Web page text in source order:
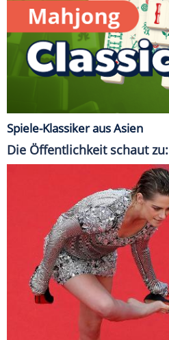
Spiele-Klassiker aus Asien
Die Öffentlichkeit schaut zu: